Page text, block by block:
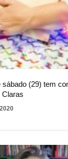
(29) tem
Claras